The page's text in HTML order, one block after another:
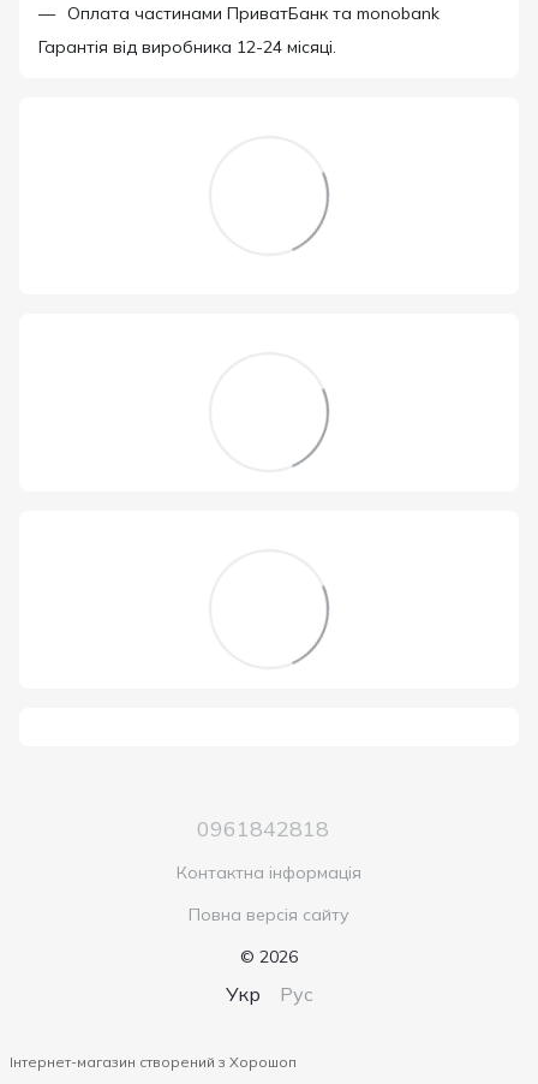
Оплата частинами ПриватБанк та monobank
Гарантія від виробника 12-24 місяці.
0961842818
Контактна інформація
Повна версія сайту
© 2026
Укр Рус
Інтернет-магазин створений з Хорошоп